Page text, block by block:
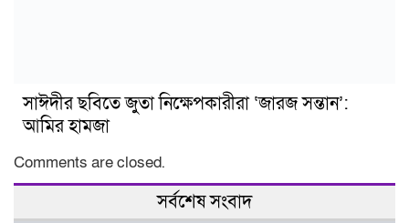
সাঈদীর ছবিতে জুতা নিক্ষেপকারীরা ‘জারজ সন্তান’:
আমির হামজা
Comments are closed.
সর্বশেষ সংবাদ